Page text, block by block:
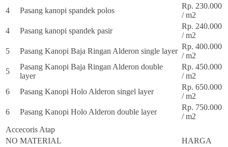
4
Pasang kanopi spandek polos
Rp. 230.000
/ m2
4
Pasang kanopi spandek pasir
Rp. 240.000
/ m2
5
Pasang Kanopi Baja Ringan Alderon single layer
Rp. 400.000
/ m2
5
Pasang Kanopi Baja Ringan Alderon double
layer
Rp. 450.000
/ m2
6
Pasang Kanopi Holo Alderon singel layer
Rp. 650.000
/ m2
6
Pasang Kanopi Holo Alderon double layer
Rp. 750.000
/ m2
Accecoris Atap
NO MATERIAL
HARGA